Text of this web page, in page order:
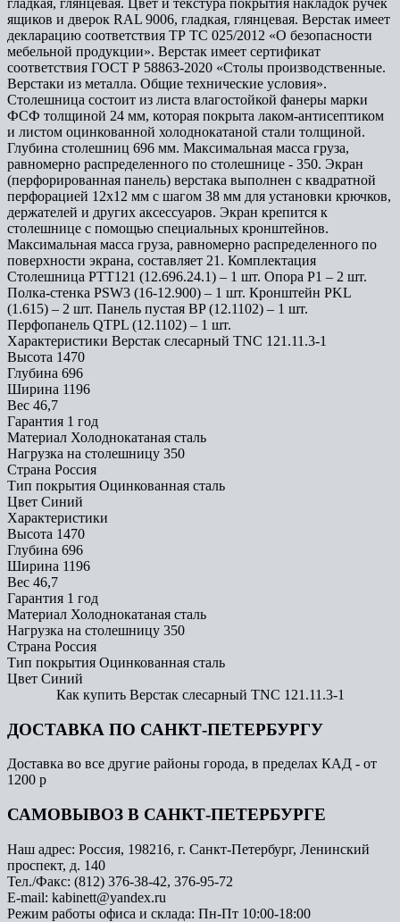
ящиков и дверок RAL 9006, гладкая, глянцевая. Верстак имеет
декларацию соответствия ТР ТС 025/2012 «О безопасности
мебельной продукции». Верстак имеет сертификат
соответствия ГОСТ Р 58863-2020 «Столы производственные.
Верстаки из металла. Общие технические условия».
Столешница состоит из листа влагостойкой фанеры марки
ФСФ толщиной 24 мм, которая покрыта лаком-антисептиком
и листом оцинкованной холоднокатаной стали толщиной.
Глубина столешниц 696 мм. Максимальная масса груза,
равномерно распределенного по столешнице - 350. Экран
(перфорированная панель) верстака выполнен с квадратной
перфорацией 12х12 мм с шагом 38 мм для установки крючков,
держателей и других аксессуаров. Экран крепится к
столешнице с помощью специальных кронштейнов.
Максимальная масса груза, равномерно распределенного по
поверхности экрана, составляет 21. Комплектация
Столешница PTT121 (12.696.24.1) – 1 шт. Опора P1 – 2 шт.
Полка-стенка PSW3 (16-12.900) – 1 шт. Кронштейн PKL
(1.615) – 2 шт. Панель пустая BP (12.1102) – 1 шт.
Перфопанель QTPL (12.1102) – 1 шт.
Характеристики Верстак слесарный TNC 121.11.3-1
Высота 1470
Глубина 696
Ширина 1196
Вес 46,7
Гарантия 1 год
Материал Холоднокатаная сталь
Нагрузка на столешницу 350
Страна Россия
Тип покрытия Оцинкованная сталь
Цвет Синий
Характеристики
Высота 1470
Глубина 696
Ширина 1196
Вес 46,7
Гарантия 1 год
Материал Холоднокатаная сталь
Нагрузка на столешницу 350
Страна Россия
Тип покрытия Оцинкованная сталь
Цвет Синий
Как купить Верстак слесарный TNC 121.11.3-1
ДОСТАВКА ПО САНКТ-ПЕТЕРБУРГУ
Доставка во все другие районы города, в пределах КАД - от
1200 р
САМОВЫВОЗ В САНКТ-ПЕТЕРБУРГЕ
Наш адрес: Россия, 198216, г. Санкт-Петербург, Ленинский
проспект, д. 140
Тел./Факс: (812) 376-38-42, 376-95-72
E-mail: kabinett@yandex.ru
Режим работы офиса и склада: Пн-Пт 10:00-18:00